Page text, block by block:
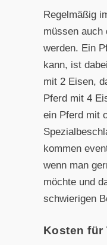
Regelmäßig
müssen auch
werden. Ein
kann, ist
mit 2 Eisen,
Pferd mit 4
ein Pferd mit
kommen
wenn man
möchte und
schwierigen
Kosten für